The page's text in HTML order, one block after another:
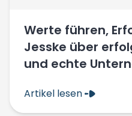
Werte führen,
Jesske über
und echte
Artikel lesen